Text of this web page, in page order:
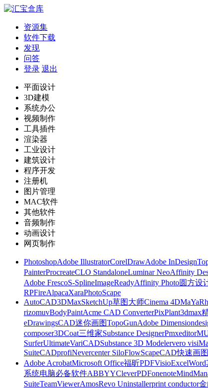
资源集
软件下载
发现
问答
登录 退出
平面设计
3D建模
系统办公
视频制作
工具插件
渲染器
工业设计
建筑设计
程序开发
注册机
图片管理
MAC软件
其他软件
音频制作
动画设计
网页制作
PhotoshopAdobe IllustratorCorelDrawAdobe InDesign
PainterProcreateCLO StandaloneLuminar NeoAffinity
Adobe FrescoS-SplineImageReadyAffinity Photo圆方设
RPFireAlpacaXaraPhotoScape
AutoCAD3DMaxSketchUp草图大师Cinema 4DMaYa
rizomuvBodyPaintAcme CAD ConverterPixPlant3dmax
eDrawingsCAD迷你画图TopoGunAdobe Dimension
composer3DCoat三维家Substance DesignerPmxeditor
SurferUltimateVariCADSubstance 3D Modelervero visi
SuiteCADprofiNevercenter SiloFlowScapeCAD快速画图
Adobe AcrobatMicrosoft Office福昕PDFVisioExcelWord
系统电脑必备软件ABBYYCleverPDFonenote
SuiteTeamViewerAmosRevo Uninstallerprint conductor